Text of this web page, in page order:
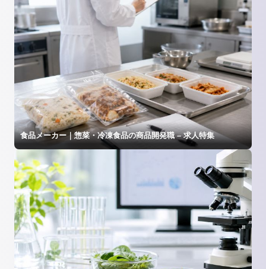
食品メーカー｜惣菜・冷凍食品の商品開発職 – 求人特集